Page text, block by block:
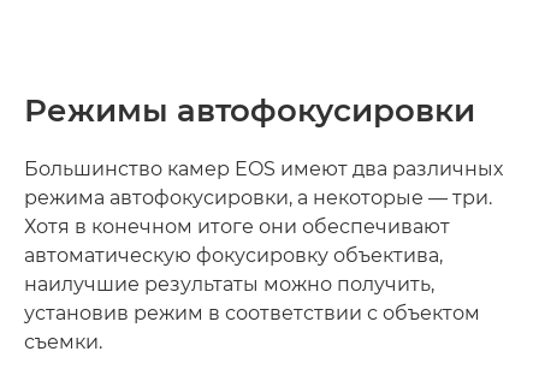
Режимы автофокусировки
Большинство камер EOS имеют два различных
режима автофокусировки, а некоторые — три.
Хотя в конечном итоге они обеспечивают
автоматическую фокусировку объектива,
наилучшие результаты можно получить,
установив режим в соответствии с объектом
съемки.